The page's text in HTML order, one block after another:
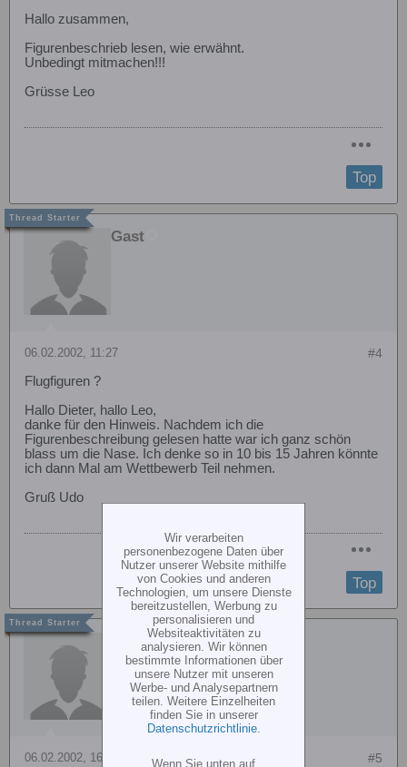
Hallo zusammen,
Figurenbeschrieb lesen, wie erwähnt.
Unbedingt mitmachen!!!
Grüsse Leo
Top
Gast
#4
06.02.2002, 11:27
Flugfiguren ?
Hallo Dieter, hallo Leo,
danke für den Hinweis. Nachdem ich die
Figurenbeschreibung gelesen hatte war ich ganz schön
blass um die Nase. Ich denke so in 10 bis 15 Jahren könnte
ich dann Mal am Wettbewerb Teil nehmen.
Gruß Udo
Top
Bonetti Leo
#5
06.02.2002, 16:01
Wir verarbeiten
personenbezogene Daten über
Nutzer unserer Website mithilfe
von Cookies und anderen
Technologien, um unsere Dienste
bereitzustellen, Werbung zu
personalisieren und
Websiteaktivitäten zu
analysieren. Wir können
bestimmte Informationen über
unsere Nutzer mit unseren
Werbe- und Analysepartnern
teilen. Weitere Einzelheiten
finden Sie in unserer
Datenschutzrichtlinie.
Wenn Sie unten auf